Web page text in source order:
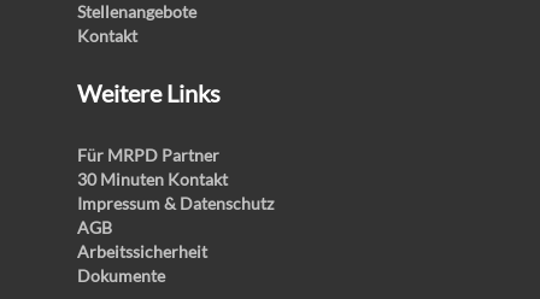
Stellenangebote
Kontakt
Weitere Links
Für MRPD Partner
30 Minuten Kontakt
Impressum & Datenschutz
AGB
Arbeitssicherheit
Dokumente